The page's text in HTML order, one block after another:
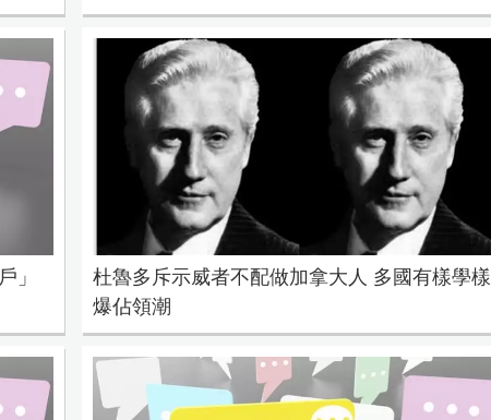
」
杜魯多斥示威者不配做加拿大人 多國有樣學樣
爆佔領潮